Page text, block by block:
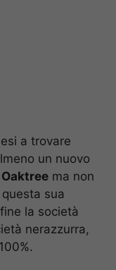
a trovare
un nuovo
ma non
sua
la società
nerazzurra,